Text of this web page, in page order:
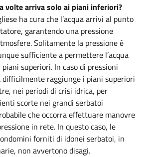
a volte arriva solo ai piani inferiori?
ha cura che l’acqua arrivi al punto
garantendo una pressione
Solitamente la pressione è
sufficiente a permettere l’acqua
superiori. In caso di pressioni
difficilmente raggiunge i piani superiori
nei periodi di crisi idrica, per
scorte nei grandi serbatoi
che occorra effettuare manovre
in rete. In questo caso, le
forniti di idonei serbatoi, in
non avvertono disagi.